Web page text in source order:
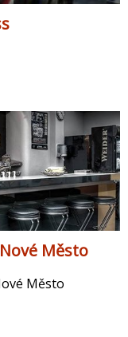
Město
Město